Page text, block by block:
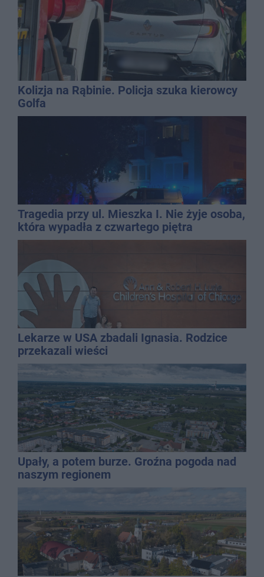
Kolizja na Rąbinie. Policja szuka kierowcy
Golfa
Tragedia przy ul. Mieszka I. Nie żyje osoba,
która wypadła z czwartego piętra
Lekarze w USA zbadali Ignasia. Rodzice
przekazali wieści
Upały, a potem burze. Groźna pogoda nad
naszym regionem